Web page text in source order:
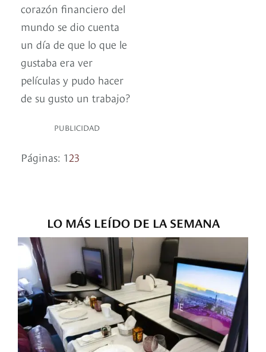
corazón financiero del
mundo se dio cuenta
un día de que lo que le
gustaba era ver
películas y pudo hacer
de su gusto un trabajo?
PUBLICIDAD
Páginas: 123
LO MÁS LEÍDO DE LA SEMANA